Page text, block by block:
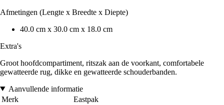
Afmetingen (Lengte x Breedte x Diepte)
40.0 cm x 30.0 cm x 18.0 cm
Extra's
Groot hoofdcompartiment, ritszak aan de voorkant, comfortabele
gewatteerde rug, dikke en gewatteerde schouderbanden.
Aanvullende informatie
Merk
Eastpak